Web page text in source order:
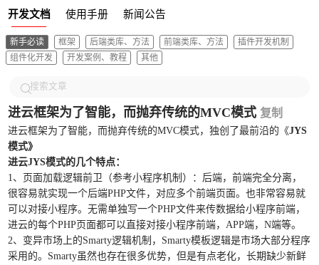
开发文档 使用手册 新闻公告
新手必读 框架 后端类库、方法 前端类库、方法
插件开发机制
组件化开发
开发案例、教程 其他
进云框架为了智能，而抛弃传统的MVC模式 复制
进云框架为了智能，而抛弃传统的MVC模式，独创了最前沿的《JYS
模式》
进云JYS模式的几个特点：
1、页面加载逻辑前卫（参考小程序机制）：后端，前端完全分离，
很容易就实现一个后端PHP文件，对应多个前端页面。也非常容易就
可以对接小程序。无需单独写一个PHP文件来传数据给小程序前端，
进云的每个PHP页面都可以直接对接小程序前端，APP端，N端等。
2、变异市场上的Smarty逻辑机制，Smarty模板逻辑是市场大部分程序
采用的。Smarty虽然也存在很多优势，但是有点老化，长期缺少新鲜